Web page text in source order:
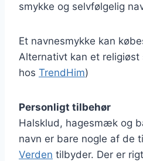
smykke og selvfølgelig
Et navnesmykke kan
Alternativt kan et religiøst
hos TrendHim)
Personligt tilbehør
Halsklud, hagesmæk og
navn er bare nogle af de
Verden tilbyder. Der er